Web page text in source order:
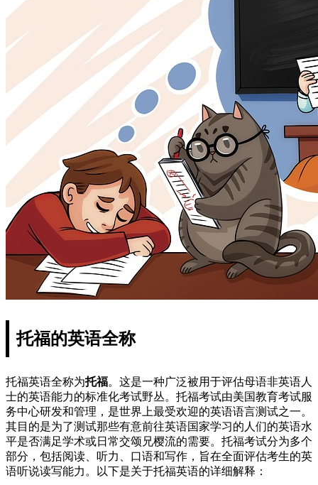
托福的英语全称
托福英语全称为托福。这是一种广泛被用于评估母语非英语人
士的英语能力的标准化考试野丛。托福考试由美国教育考试服
务中心研发和管理，是世界上最受欢迎的英语语言测试之一。
其目的是为了测试那些有意前往英语国家学习的人们的英语水
平是否满足学术或日常交颂兄樱流的需要。托福考试分为多个
部分，包括阅读、听力、口语和写作，旨在全面评估考生的英
语听说读写能力。以下是关于托福英语的详细解释：